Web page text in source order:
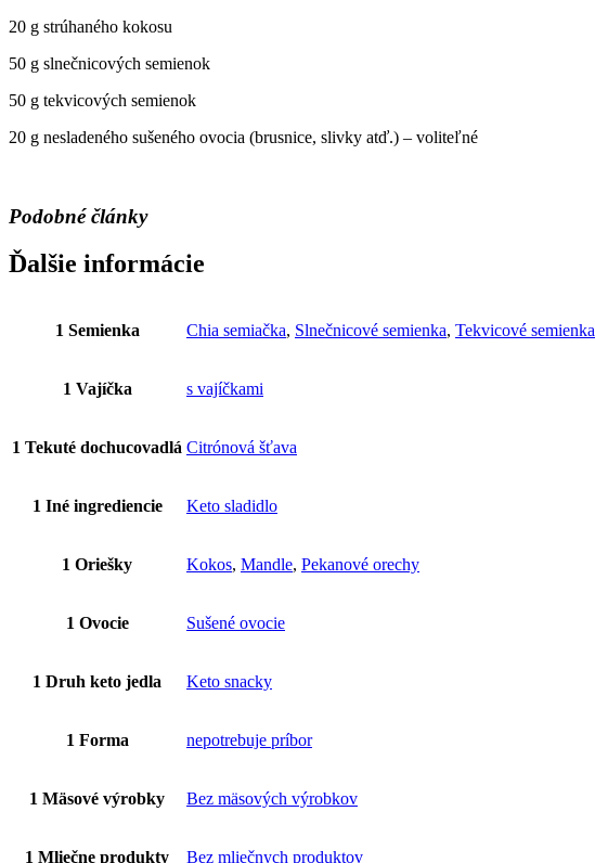
20 g strúhaného kokosu
50 g slnečnicových semienok
50 g tekvicových semienok
20 g nesladeného sušeného ovocia (brusnice, slivky atď.) – voliteľné
Podobné články
Ďalšie informácie
1 Semienka Chia semiačka, Slnečnicové semienka, Tekvicové semienka
1 Vajíčka s vajíčkami
1 Tekuté dochucovadlá Citrónová šťava
1 Iné ingrediencie Keto sladidlo
1 Oriešky Kokos, Mandle, Pekanové orechy
1 Ovocie Sušené ovocie
1 Druh keto jedla Keto snacky
1 Forma nepotrebuje príbor
1 Mäsové výrobky Bez mäsových výrobkov
1 Mliečne produkty Bez mliečnych produktov